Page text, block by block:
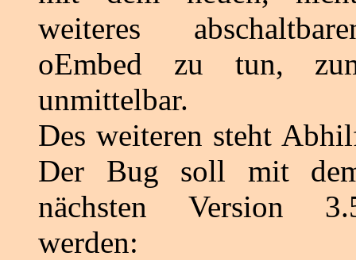
weiteres
oEmbed zu tun,
unmittelbar.
Des weiteren steht
Der Bug soll mit
nächsten Version
werden: